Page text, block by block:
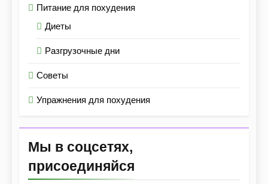
Питание для похудения
Диеты
Разгрузочные дни
Советы
Упражнения для похудения
Мы в соцсетях,
присоединяйся